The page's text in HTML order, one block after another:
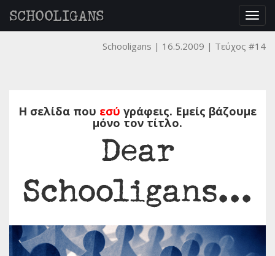
SCHOOLIGANS
Schooligans 16.5.2009 Τεύχος #14
Η σελίδα που εσύ γράφεις. Εμείς βάζουμε
μόνο τον τίτλο.
Dear
Schooligans...